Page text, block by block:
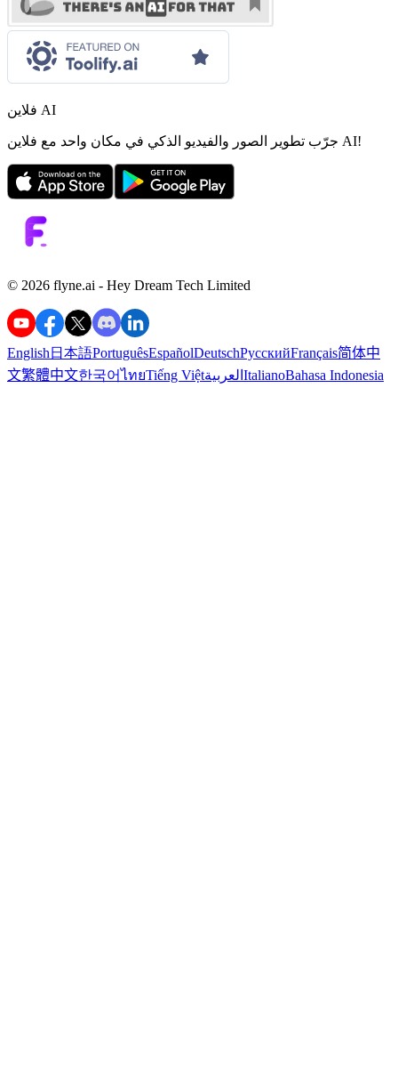
فلاين AI
جرّب تطوير الصور والفيديو الذكي في مكان واحد مع فلاين AI!
©️ 2026 flyne.ai - Hey Dream Tech Limited
English 日本語PortuguêsEspañolDeutschРусскийFrançais简体中
文繁體中文한국어ไทยTiếng Việtالعربية ItalianoBahasa Indonesia